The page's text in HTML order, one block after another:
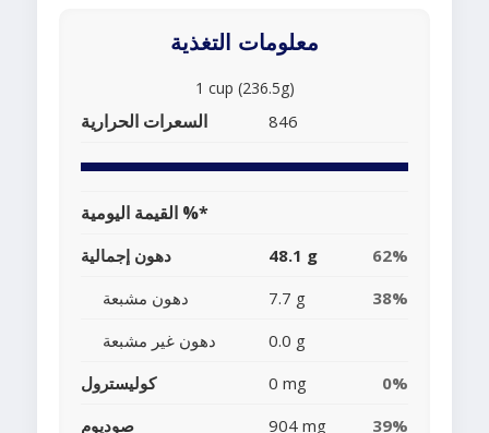
معلومات التغذية
1 cup (236.5g)
السعرات الحرارية 846
القيمة اليومية %*
دهون إجمالية 48.1 g
62%
دهون مشبعة
7.7 g
38%
دهون غير مشبعة
0.0 g
كوليسترول
0 mg
0%
صوديوم
904 mg 39%